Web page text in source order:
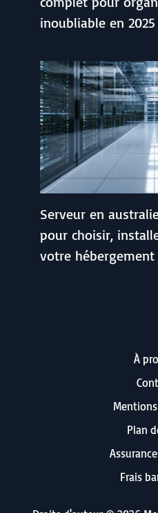
inoubliable en 2025
Serveur en
pour choisir,
votre hébergement
À
Plan
Frais